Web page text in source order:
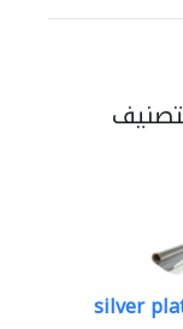
silver